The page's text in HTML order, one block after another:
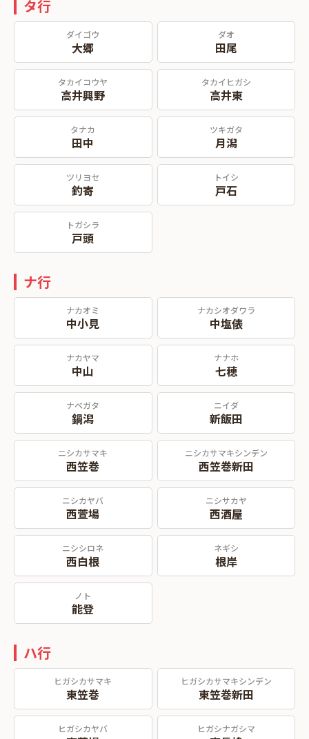
タ行
ダイゴウ
大郷
ダオ
田尾
タカイコウヤ
高井興野
タカイヒガシ
高井東
タナカ
田中
ツキガタ
月潟
ツリヨセ
釣寄
トイシ
戸石
トガシラ
戸頭
ナ行
ナカオミ
中小見
ナカシオダワラ
中塩俵
ナカヤマ
中山
ナナホ
七穂
ナベガタ
鍋潟
ニイダ
新飯田
ニシカサマキ
西笠巻
ニシカサマキシンデン
西笠巻新田
ニシカヤバ
西萱場
ニシサカヤ
西酒屋
ニシシロネ
西白根
ネギシ
根岸
ノト
能登
ハ行
ヒガシカサマキ
東笠巻
ヒガシカサマキシンデン
東笠巻新田
ヒガシカヤバ ヒガシナガシマ